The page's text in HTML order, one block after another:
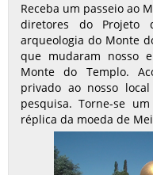
Receba um passeio ao
diretores do Projeto
arqueologia do Monte
que mudaram nosso
Monte do Templo.
privado ao nosso
pesquisa. Torne-se
réplica da moeda de